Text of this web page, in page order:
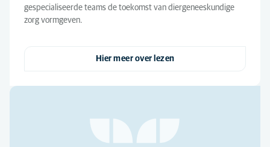
gespecialiseerde teams de toekomst van diergeneeskundige
zorg vormgeven.
Hier meer over lezen